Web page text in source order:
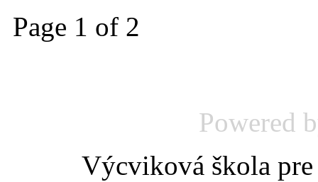
Page 1 of 2
Powered
Výcviková škola